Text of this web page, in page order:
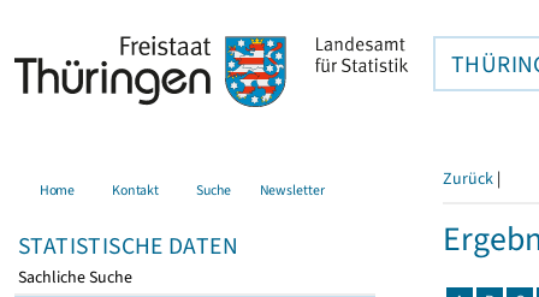
Home Kontakt Suche Newsletter
STATISTISCHE DATEN
Sachliche Suche
Zurück |